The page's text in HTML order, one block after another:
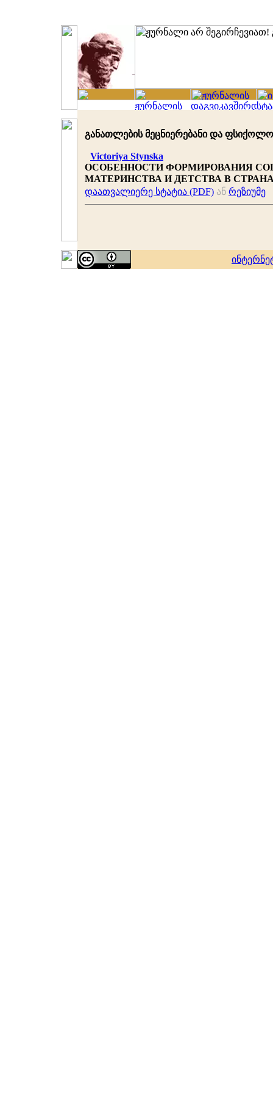
განათლების მეცნიერებანი და
Victoriya Stynska
ОСОБЕННОСТИ ФОРМИРОВАНИЯ
МАТЕРИНСТВА И ДЕТСТВА В
დაათვალიერე სტატია (PDF) ან რეზიუმე